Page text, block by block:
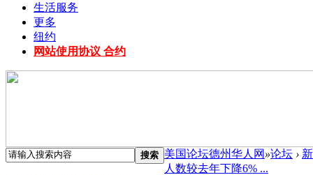
生活服务
更多
纽约
网站使用协议 合约
搜索 美国论坛德州华人网 »论坛 ›
人数较去年下降6% ...